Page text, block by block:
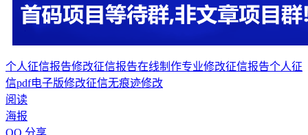
个人征信报告修改征信报告在线制作专业修改征信报告个人征
信pdf电子版修改征信无痕迹修改
阅读
海报
QQ 分享